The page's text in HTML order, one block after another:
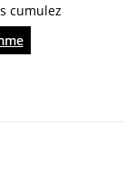
cumulez